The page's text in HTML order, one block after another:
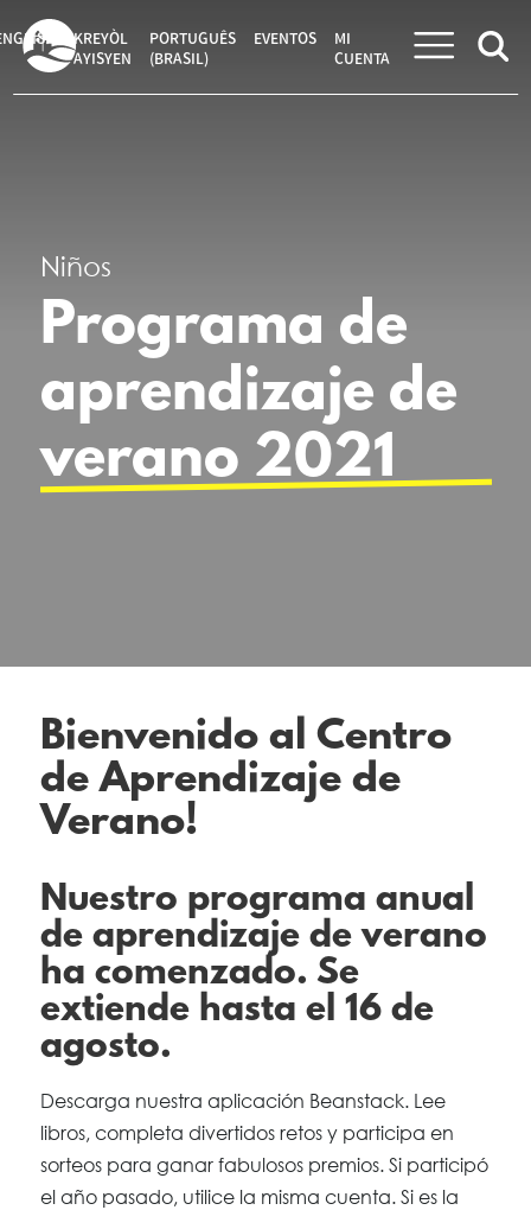
al
contenidoKREYÒL
AYISYEN
PORTUGUÊS
(BRASIL)
EVENTOS
MI
CUENTA
Niños
Programa de
aprendizaje de
verano 2021
Bienvenido al Centro
de Aprendizaje de
Verano!
Nuestro programa anual
de aprendizaje de verano
ha comenzado. Se
extiende hasta el 16 de
agosto.
Descarga nuestra aplicación Beanstack. Lee
libros, completa divertidos retos y participa en
sorteos para ganar fabulosos premios. Si participó
el año pasado, utilice la misma cuenta. Si es la